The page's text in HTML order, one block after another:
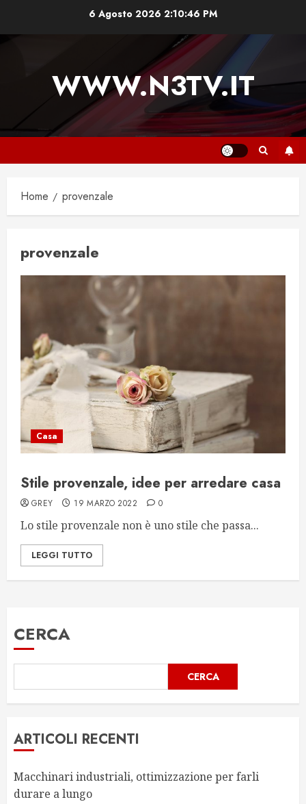
6 Agosto 2026 2:10:46 PM
WWW.N3TV.IT
Home provenzale
provenzale
Casa
Stile provenzale, idee per arredare casa
GREY 19 MARZO 2022 0
Lo stile provenzale non è uno stile che passa...
LEGGI TUTTO
CERCA
CERCA
ARTICOLI RECENTI
Macchinari industriali, ottimizzazione per farli
durare a lungo